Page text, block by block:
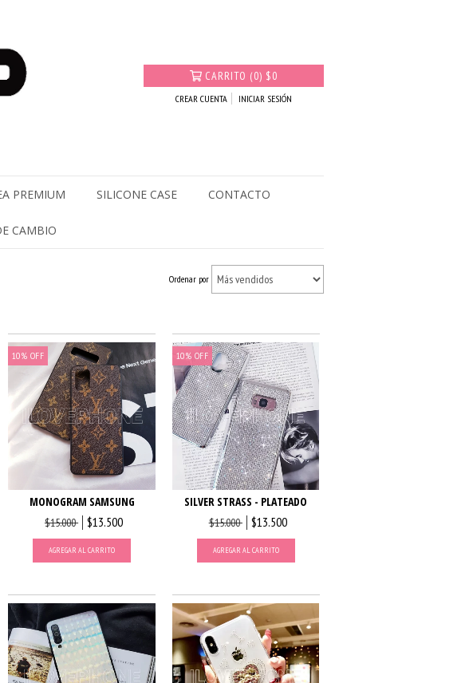
CARRITO (0) $0
CREAR CUENTA INICIAR SESIÓN
PREMIUM SILICONE CASE CONTACTO
CAMBIO
Ordenar por
10% OFF
MONOGRAM SAMSUNG
$15.000 $13.500
AGREGAR AL CARRITO
10% OFF
SILVER STRASS - PLATEADO
$15.000 $13.500
AGREGAR AL CARRITO